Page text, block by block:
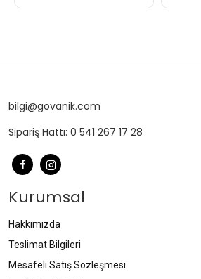
bilgi@govanik.com
Sipariş Hattı: 0 541 267 17 28
Kurumsal
Hakkımızda
Teslimat Bilgileri
Mesafeli Satış Sözleşmesi